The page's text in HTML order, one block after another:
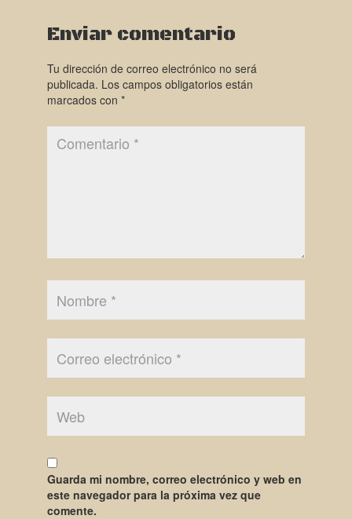
Enviar comentario
Tu dirección de correo electrónico no será
publicada. Los campos obligatorios están
marcados con *
Guarda mi nombre, correo electrónico y web en
este navegador para la próxima vez que
comente.